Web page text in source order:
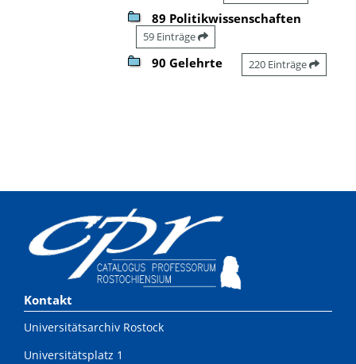
89 Politikwissenschaften
59 Einträge
90 Gelehrte 220 Einträge
Kontakt
Universitätsarchiv Rostock
Universitätsplatz 1